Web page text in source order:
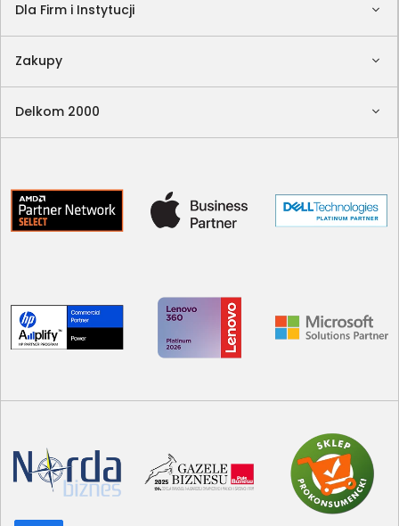
Dla Firm i Instytucji
Zakupy
Delkom 2000